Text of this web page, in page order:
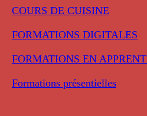
COURS DE CUISINE
FORMATIONS DIGITALES
FORMATIONS EN
Formations présentielles